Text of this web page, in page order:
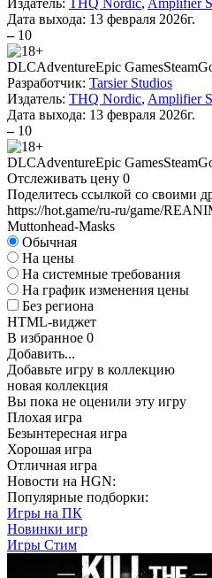
Издатель: THQ Nordic, Amplifier
Дата выхода: 13 февраля 2026г.
– 10
DLCAdventureEpic GamesSteam
Разработчик: Tarsier Studios
Издатель: THQ Nordic, Amplifier
Дата выхода: 13 февраля 2026г.
– 10
DLCAdventureEpic GamesSteam
Отслеживать цену 0
Поделитесь ссылкой со своими
https://hot.game/ru-ru/game/
Muttonhead-Masks
Обычная
На цены
На системные требования
На график изменения цены
Без региона
HTML-виджет
В избранное 0
Добавить...
Добавьте игру в коллекцию
новая коллекция
Вы пока не оценили эту игру
Плохая игра
Безынтересная игра
Хорошая игра
Отличная игра
Новости на HGN:
Популярные подборки:
Игры на ПК
Новинки игр
Игры Стим